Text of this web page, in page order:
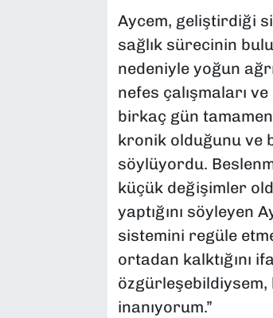
Aycem, geliştirdiği
sağlık sürecinin
nedeniyle yoğun
nefes çalışmaları ve
birkaç gün
kronik olduğunu ve
söylüyordu.
küçük değişimler
yaptığını söyleyen
sistemini regüle
ortadan kalktığını
inanıyorum.”